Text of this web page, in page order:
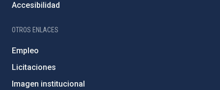
Accesibilidad
OTROS ENLACES
Empleo
Licitaciones
Imagen institucional